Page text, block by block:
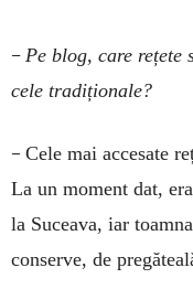
– Pe blog, ca­re rețete
ce­le tradiționale?
– Cele mai ac­cesate
La un moment dat,
la Suceava, iar
conserve, de